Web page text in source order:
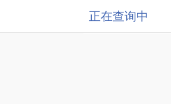
正在查询中